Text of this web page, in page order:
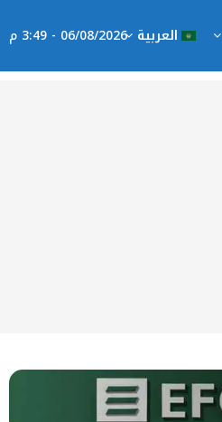
العربية 06/08/2026 - 3:49 م